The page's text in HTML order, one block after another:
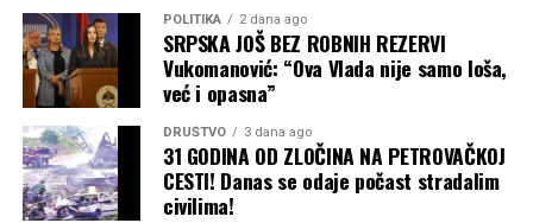
POLITIKA 2 dana ago
SRPSKA JOŠ BEZ ROBNIH REZERVI
Vukomanović: “Ova Vlada nije samo loša,
već i opasna”
DRUŠTVO 3 dana ago
31 GODINA OD ZLOČINA NA PETROVAČKOJ
CESTI! Danas se odaje počast stradalim
civilima!